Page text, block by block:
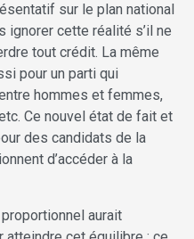
sur le plan national
ignorer cette réalité s’il ne
tout crédit. La même
pour un parti qui
hommes et femmes,
Ce nouvel état de fait et
des candidats de la
d’accéder à la
aurait